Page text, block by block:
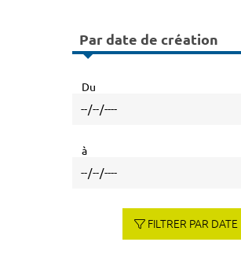
Par date de création
Du
à
FILTRER PAR DATE